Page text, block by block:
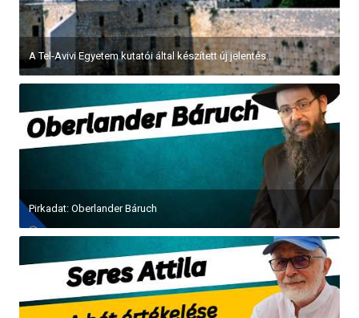
A Tel-Avivi Egyetem kutatói által készített új jelentés...
Pirkadat: Oberlander Báruch